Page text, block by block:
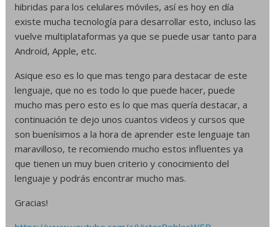
hibridas para los celulares móviles, así es hoy en día
existe mucha tecnología para desarrollar esto, incluso las
vuelve multiplataformas ya que se puede usar tanto para
Android, Apple, etc.
Asique eso es lo que mas tengo para destacar de este
lenguaje, que no es todo lo que puede hacer, puede
mucho mas pero esto es lo que mas quería destacar, a
continuación te dejo unos cuantos videos y cursos que
son buenísimos a la hora de aprender este lenguaje tan
maravilloso, te recomiendo mucho estos influentes ya
que tienen un muy buen criterio y conocimiento del
lenguaje y podrás encontrar mucho mas.
Gracias!